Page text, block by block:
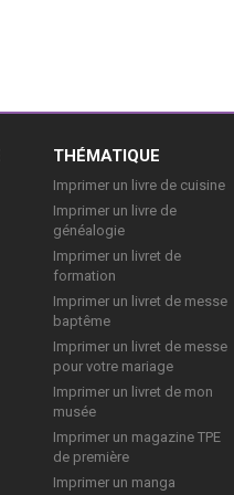
THÉMATIQUE
Imprimer un livre de cuisine
Imprimer un livre de
généalogie
Imprimer un livret de
formation
Imprimer un livret de messe
baptême
Imprimer un livret de messe
pour votre mariage
Imprimer un livret de mon
musée
Imprimer un magazine TPE
de première
Imprimer un manga